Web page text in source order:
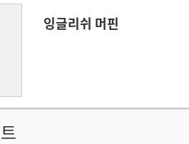
잉글리쉬 머핀